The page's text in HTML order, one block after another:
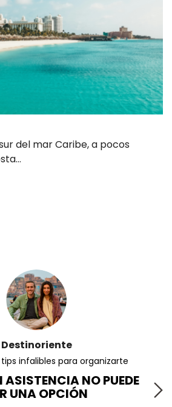
del mar Caribe, a pocos
Viajeros360
razones para viajar protegido?
es que sí, estar cubierto por